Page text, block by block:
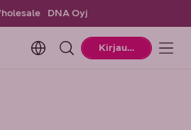
DNA Oyj
Change language. Current
Kirjaudu